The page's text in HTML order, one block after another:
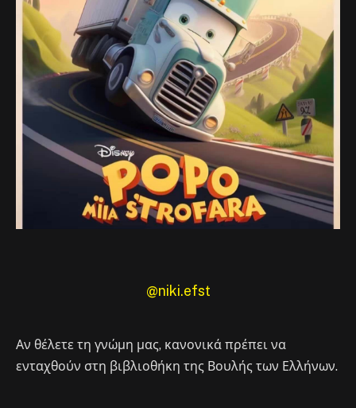
@niki.efst
Αν θέλετε τη γνώμη μας, κανονικά πρέπει να
ενταχθούν στη βιβλιοθήκη της Βουλής των Ελλήνων.